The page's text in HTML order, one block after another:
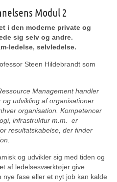
Modul 2
i den moderne private og
sig selv og andre.
ledelse, selvledelse.
Steen Hildebrandt som
Management handler
udvikling af organisationer.
organisation. Kompetencer
infrastruktur m.m. er
resultatskabelse, der finder
og udvikler sig med tiden og
af ledelsesværktøjer give
fase eller et nyt job kan kalde